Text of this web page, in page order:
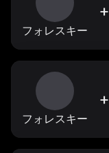
フォレスキー
+
フォレスキー
+